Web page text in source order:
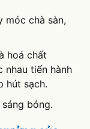
móc chà sàn,
hoá chất
nhau tiến hành
hút sạch.
bóng.